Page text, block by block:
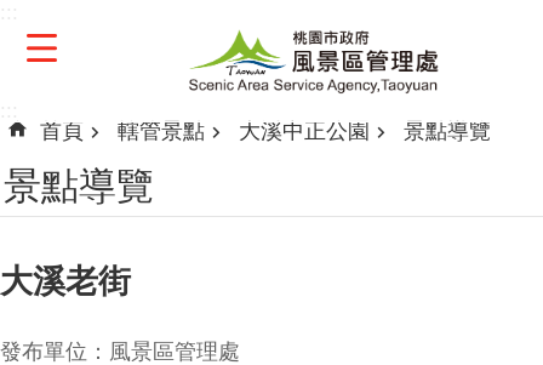
首頁 轄管景點 大溪中正公園 景點導覽
景點導覽
大溪老街
發布單位：風景區管理處